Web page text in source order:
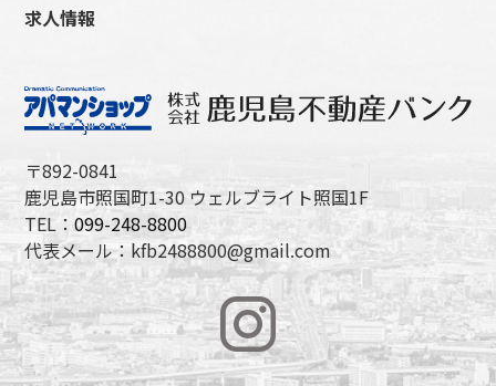
求人情報
〒892-0841
鹿児島市照国町1-30 ウェルブライト照国1F
TEL：099-248-8800
代表メール：kfb2488800@gmail.com